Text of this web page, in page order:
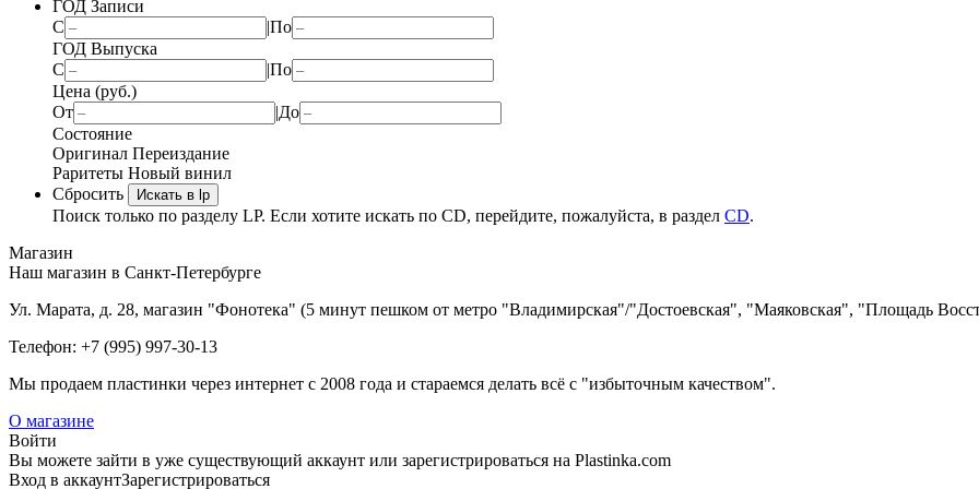
ГОД Записи
С
|По
ГОД Выпуска
С
|По
Цена (руб.)
От
|До
Состояние
Оригинал Переиздание
Раритеты Новый винил
Сбросить
Искать в lp
Поиск только по разделу LP. Если хотите искать по CD, перейдите, пожалуйста, в раздел CD.
Магазин
Наш магазин в Санкт-Петербурге
Ул. Марата, д. 28, магазин "Фонотека" (5 минут пешком от метро "Владимирская"/"Достоевская", "Маяковская", "Площадь
Телефон: +7 (995) 997-30-13
Мы продаем пластинки через интернет c 2008 года и стараемся делать всё с "избыточным качеством".
О магазине
Войти
Вы можете зайти в уже существующий аккаунт или зарегистрироваться на Plastinka.com
Вход в аккаунтЗарегистрироваться